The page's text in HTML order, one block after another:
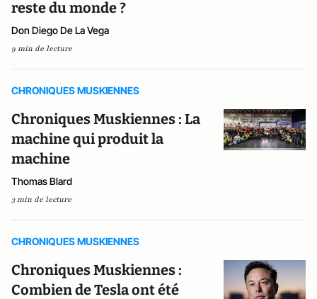
reste du monde ?
Don Diego De La Vega
9 min de lecture
CHRONIQUES MUSKIENNES
Chroniques Muskiennes : La
machine qui produit la
machine
Thomas Blard
3 min de lecture
CHRONIQUES MUSKIENNES
Chroniques Muskiennes :
Combien de Tesla ont été